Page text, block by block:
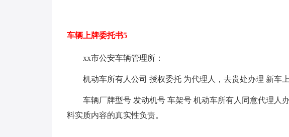
车辆上牌委托书5
xx市公安车辆管理所：
机动车所有人公司 授权委托 为代理人，去贵处办理 新车
车辆厂牌型号 发动机号 车架号 机动车所有人同意代理人
料实质内容的真实性负责。